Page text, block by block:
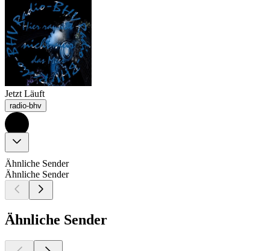
Jetzt Läuft
radio-bhv
Ähnliche Sender
Ähnliche Sender
Ähnliche Sender